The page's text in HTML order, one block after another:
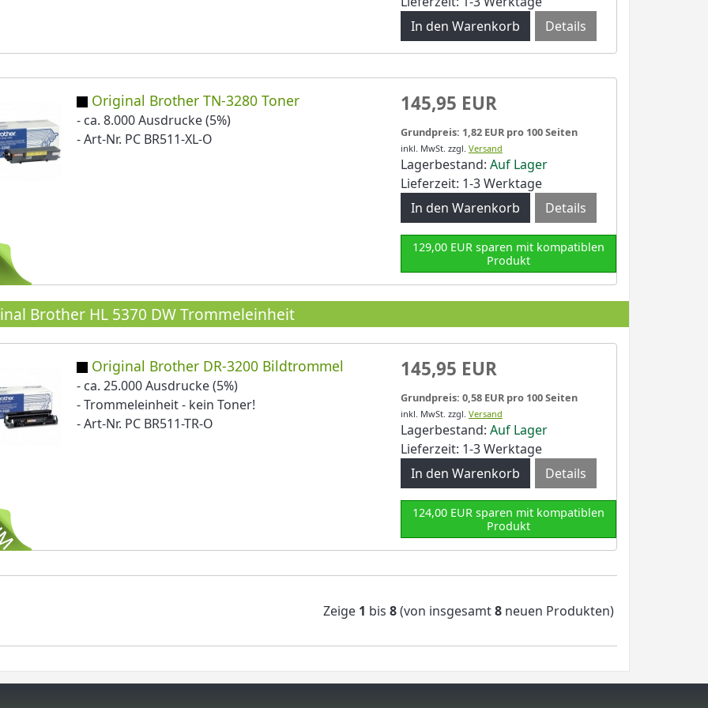
Details
Original Brother TN-3280 Toner
- ca. 8.000 Ausdrucke (5%)
- Art-Nr. PC BR511-XL-O
145,95 EUR
Grundpreis: 1,82 EUR pro 100 Seiten
inkl. MwSt. zzgl. Versand
Lagerbestand: Auf Lager
Lieferzeit: 1-3 Werktage
Details
129,00 EUR sparen mit kompatiblen
Produkt
Brother HL 5370 DW Trommeleinheit
Original Brother DR-3200 Bildtrommel
- ca. 25.000 Ausdrucke (5%)
- Trommeleinheit - kein Toner!
- Art-Nr. PC BR511-TR-O
145,95 EUR
Grundpreis: 0,58 EUR pro 100 Seiten
inkl. MwSt. zzgl. Versand
Lagerbestand: Auf Lager
Lieferzeit: 1-3 Werktage
Details
124,00 EUR sparen mit kompatiblen
Produkt
Zeige 1 bis 8(von insgesamt8 neuen Produkten)